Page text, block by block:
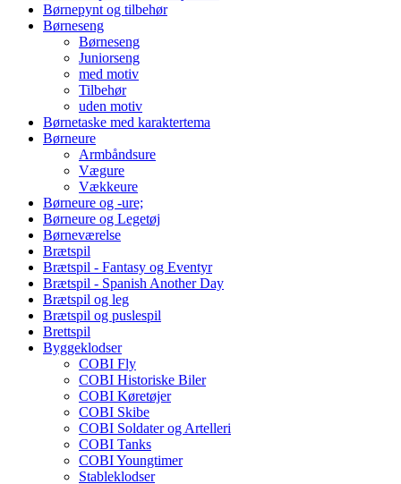
Børnepynt og tilbehør
Børneseng
Børneseng
Juniorseng
med motiv
Tilbehør
uden motiv
Børnetaske med karaktertema
Børneure
Armbåndsure
Vægure
Vækkeure
Børneure og -ure;
Børneure og Legetøj
Børneværelse
Brætspil
Brætspil - Fantasy og Eventyr
Brætspil - Spanish Another Day
Brætspil og leg
Brætspil og puslespil
Brettspil
Byggeklodser
COBI Fly
COBI Historiske Biler
COBI Køretøjer
COBI Skibe
COBI Soldater og Artelleri
COBI Tanks
COBI Youngtimer
Stableklodser